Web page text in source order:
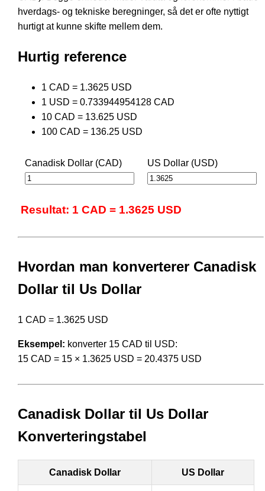
hverdags- og tekniske beregninger, så det er ofte nyttigt
hurtigt at kunne skifte mellem dem.
Hurtig reference
1 CAD = 1.3625 USD
1 USD = 0.733944954128 CAD
10 CAD = 13.625 USD
100 CAD = 136.25 USD
Canadisk Dollar (CAD) US Dollar (USD)
Resultat: 1 CAD = 1.3625 USD
Hvordan man konverterer Canadisk
Dollar til Us Dollar
1 CAD = 1.3625 USD
Eksempel: konverter 15 CAD til USD:
15 CAD = 15 × 1.3625 USD = 20.4375 USD
Canadisk Dollar til Us Dollar
Konverteringstabel
Canadisk Dollar US Dollar